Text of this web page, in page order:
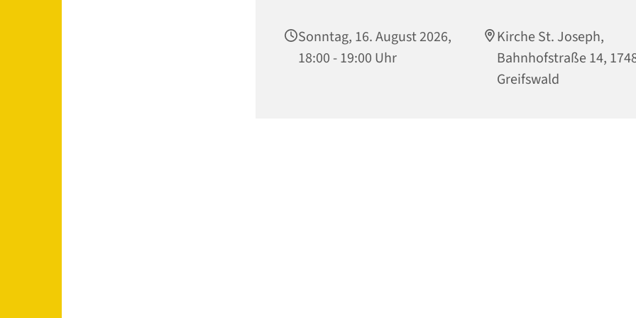
Sonntag, 16. August 2026,
18:00 - 19:00 Uhr
Kirche St. Joseph,
Bahnhofstraße 14,
Greifswald